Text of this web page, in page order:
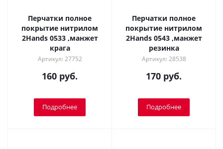
Перчатки полное
покрытие нитрилом
2Hands 0533 ,манжет
крага
Артикул: 27752
160 руб.
Подробнее
Перчатки полное
покрытие нитрилом
2Hands 0543 ,манжет
резинка
Артикул: 28538
170 руб.
Подробнее